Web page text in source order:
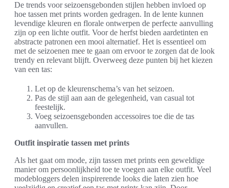
De trends voor seizoensgebonden stijlen hebben invloed op
hoe tassen met prints worden gedragen. In de lente kunnen
levendige kleuren en florale ontwerpen de perfecte aanvulling
zijn op een lichte outfit. Voor de herfst bieden aardetinten en
abstracte patronen een mooi alternatief. Het is essentieel om
met de seizoenen mee te gaan om ervoor te zorgen dat de look
trendy en relevant blijft. Overweeg deze punten bij het kiezen
van een tas:
Let op de kleurenschema’s van het seizoen.
Pas de stijl aan aan de gelegenheid, van casual tot
feestelijk.
Voeg seizoensgebonden accessoires toe die de tas
aanvullen.
Outfit inspiratie tassen met prints
Als het gaat om mode, zijn tassen met prints een geweldige
manier om persoonlijkheid toe te voegen aan elke outfit. Veel
modebloggers delen inspirerende looks die laten zien hoe